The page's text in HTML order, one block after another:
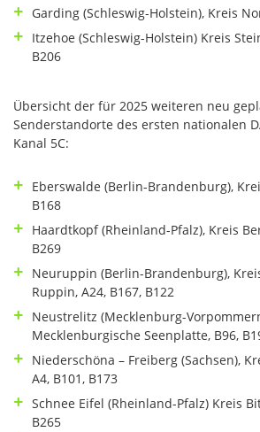
Garding (Schleswig-Holstein), Kreis
Itzehoe (Schleswig-Holstein) Kreis
B206
Übersicht der für 2025 weiteren neu
Senderstandorte des ersten nationalen
Kanal 5C:
Eberswalde (Berlin-Brandenburg),
B168
Haardtkopf (Rheinland-Pfalz), Kreis
B269
Neuruppin (Berlin-Brandenburg),
Ruppin, A24, B167, B122
Neustrelitz (Mecklenburg-
Mecklenburgische Seenplatte, B96,
Niederschöna – Freiberg (Sachsen),
A4, B101, B173
Schnee Eifel (Rheinland-Pfalz) Kreis
B265